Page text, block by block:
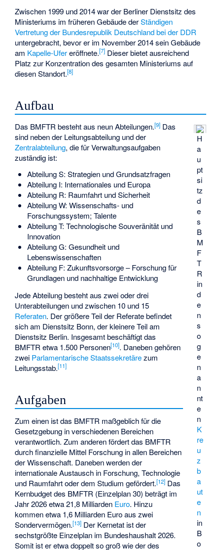
Zwischen 1999 und 2014 war der Berliner Dienstsitz des
Ministeriums im früheren Gebäude derStändigen
Vertretung der Bundesrepublik Deutschland bei der DDR
untergebracht, bevor er im November 2014 sein Gebäude
am Kapelle-Ufereröffnete.[7] Dieser bietet ausreichend
Platz zur Konzentration des gesamten Ministeriums auf
diesen Standort.[8]
Aufbau
H
a
u
pt
si
tz
d
e
s
B
M
F
T
R
in
d
e
n
s
o
g
e
n
a
n
nt
e
n
K
re
u
z
b
a
ut
e
n
in
B
o
Das BMFTR besteht aus neun Abteilungen.[9] Das
sind neben der Leitungsabteilung und der
Zentralabteilung, die für Verwaltungsaufgaben
zuständig ist:
Abteilung S: Strategien und Grundsatzfragen
Abteilung I: Internationales und Europa
Abteilung R: Raumfahrt und Sicherheit
Abteilung W: Wissenschafts- und
Forschungssystem; Talente
Abteilung T: Technologische Souveränität und
Innovation
Abteilung G: Gesundheit und
Lebenswissenschaften
Abteilung F: Zukunftsvorsorge – Forschung für
Grundlagen und nachhaltige Entwicklung
Jede Abteilung besteht aus zwei oder drei
Unterabteilungen und zwischen 10 und 15
Referaten. Der größere Teil der Referate befindet
sich am Dienstsitz Bonn, der kleinere Teil am
Dienstsitz Berlin. Insgesamt beschäftigt das
BMFTR etwa 1.500 Personen[10]. Daneben gehören
zwei Parlamentarische Staatssekretärezum
Leitungsstab.[11]
Aufgaben
Zum einen ist das BMFTR maßgeblich für die
Gesetzgebung in verschiedenen Bereichen
verantwortlich. Zum anderen fördert das BMFTR
durch finanzielle Mittel Forschung in allen Bereichen
der Wissenschaft. Daneben werden der
internationale Austausch in Forschung, Technologie
und Raumfahrt oder dem Studium gefördert.[12] Das
Kernbudget des BMFTR (Einzelplan 30) beträgt im
Jahr 2026 etwa 21,8 Milliarden Euro. Hinzu
kommen etwa 1,6 Milliarden Euro aus zwei
Sondervermögen.[13] Der Kernetat ist der
sechstgrößte Einzelplan im Bundeshaushalt 2026.
Somit ist er etwa doppelt so groß wie der des